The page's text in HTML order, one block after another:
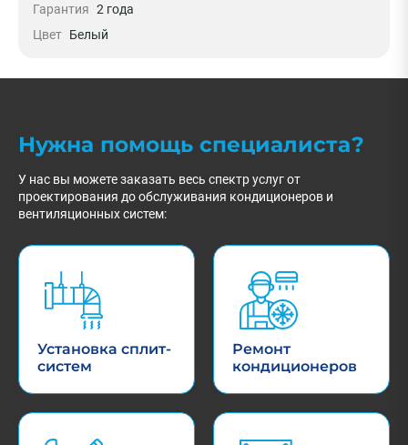
Гарантия 2 года
Цвет Белый
Нужна помощь специалиста?
У нас вы можете заказать весь спектр услуг от
проектирования до обслуживания кондиционеров и
вентиляционных систем:
Установка сплит-
систем
Ремонт
кондиционеров